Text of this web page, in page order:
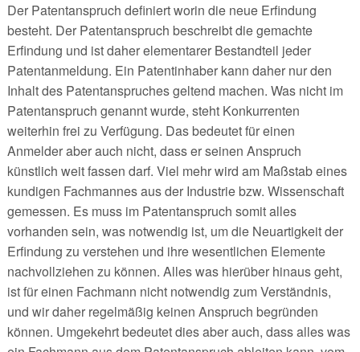
Der Patentanspruch definiert worin die neue Erfindung
besteht. Der Patentanspruch beschreibt die gemachte
Erfindung und ist daher elementarer Bestandteil jeder
Patentanmeldung. Ein Patentinhaber kann daher nur den
Inhalt des Patentanspruches geltend machen. Was nicht im
Patentanspruch genannt wurde, steht Konkurrenten
weiterhin frei zu Verfügung. Das bedeutet für einen
Anmelder aber auch nicht, dass er seinen Anspruch
künstlich weit fassen darf. Viel mehr wird am Maßstab eines
kundigen Fachmannes aus der Industrie bzw. Wissenschaft
gemessen. Es muss im Patentanspruch somit alles
vorhanden sein, was notwendig ist, um die Neuartigkeit der
Erfindung zu verstehen und ihre wesentlichen Elemente
nachvollziehen zu können. Alles was hierüber hinaus geht,
ist für einen Fachmann nicht notwendig zum Verständnis,
und wir daher regelmäßig keinen Anspruch begründen
können. Umgekehrt bedeutet dies aber auch, dass alles was